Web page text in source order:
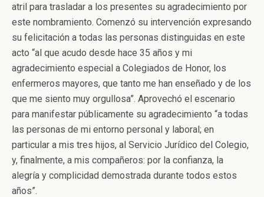
atril para trasladar a los presentes su agradecimiento por
este nombramiento. Comenzó su intervención expresando
su felicitación a todas las personas distinguidas en este
acto “al que acudo desde hace 35 años y mi
agradecimiento especial a Colegiados de Honor, los
enfermeros mayores, que tanto me han enseñado y de los
que me siento muy orgullosa”. Aprovechó el escenario
para manifestar públicamente su agradecimiento “a todas
las personas de mi entorno personal y laboral; en
particular a mis tres hijos, al Servicio Jurídico del Colegio,
y, finalmente, a mis compañeros: por la confianza, la
alegría y complicidad demostrada durante todos estos
años”.